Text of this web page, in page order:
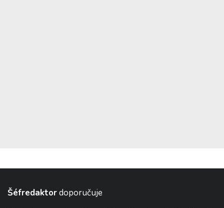
Šéfredaktordoporučuje